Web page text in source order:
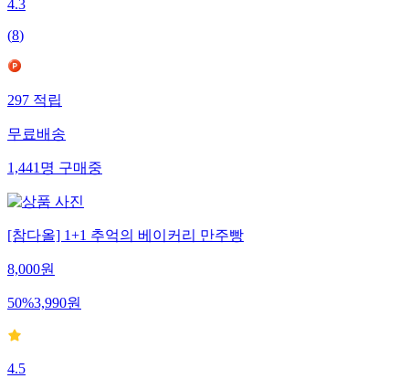
4.3
(8)
297 적립
무료배송
1,441 명 구매중
[참다올] 1+1 추억의 베이커리 만주빵
8,000원
50%3,990원
4.5